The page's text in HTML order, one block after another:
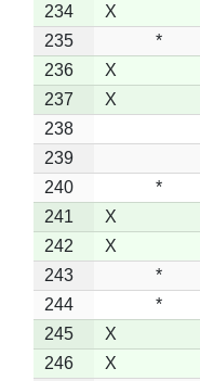
234 X
235
*
236
X
237
X
238
239
240
*
241
X
242
X
243
*
244
*
245
X
246
X